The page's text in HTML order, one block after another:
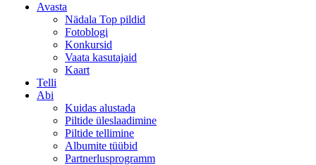
Avasta
Nädala Top pildid
Fotoblogi
Konkursid
Vaata kasutajaid
Kaart
Telli
Abi
Kuidas alustada
Piltide üleslaadimine
Piltide tellimine
Albumite tüübid
Partnerlusprogramm